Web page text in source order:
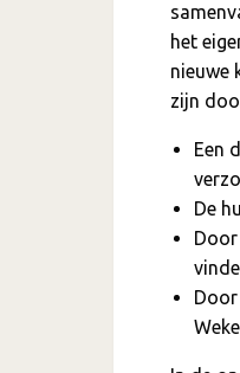
het
nieuwe
zijn
Een
De